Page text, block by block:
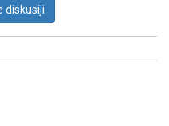
diskusiji